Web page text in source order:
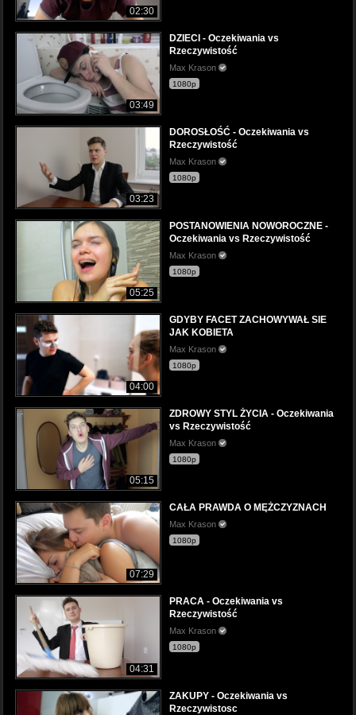
02:30
03:49
DZIECI - Oczekiwania vs
Rzeczywistość
Max Krason
1080p
03:23
DOROSŁOŚĆ - Oczekiwania vs
Rzeczywistość
Max Krason
1080p
05:25
POSTANOWIENIA NOWOROCZNE -
Oczekiwania vs Rzeczywistość
Max Krason
1080p
04:00
GDYBY FACET ZACHOWYWAŁ SIE
JAK KOBIETA
Max Krason
1080p
05:15
ZDROWY STYL ŻYCIA - Oczekiwania
vs Rzeczywistość
Max Krason
1080p
07:29
CAŁA PRAWDA O MĘŻCZYZNACH
Max Krason
1080p
04:31
PRACA - Oczekiwania vs
Rzeczywistość
Max Krason
1080p
ZAKUPY - Oczekiwania vs
Rzeczywistosc